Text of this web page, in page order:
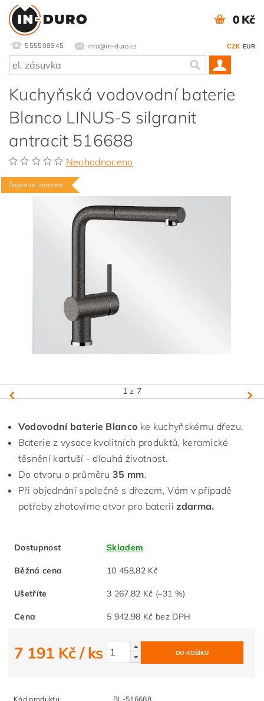
555508945 info@in-duro.cz CZK EUR
0 Kč
Kuchyňská vodovodní baterie
Blanco LINUS-S silgranit
antracit 516688
Neohodnoceno
Doprava zdarma
1 z 7
Vodovodní baterie Blanco ke kuchyňskému dřezu.
Baterie z vysoce kvalitních produktů, keramické
těsnění kartuší - dlouhá životnost.
Do otvoru o průměru35 mm.
Při objednání společně s dřezem, Vám v případě
potřeby zhotovíme otvor pro bateriizdarma.
Dostupnost Skladem
Běžná cena 10 458,82 Kč
Ušetříte 3 267,82 Kč (–31 %)
Cena 5 942,98 Kč bez DPH
7 191 Kč/ ks
Kód produktu BL-516688